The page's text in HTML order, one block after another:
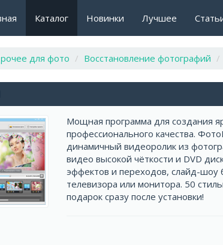
Каталог Новинки Лучшее
для фото Восстановление фотографий
Мощная программа для создания
профессионального качества.
динамичный видеоролик из
видео высокой чёткости и DVD
эффектов и переходов, слайд-шоу
телевизора или монитора. 50
подарок сразу после установки!